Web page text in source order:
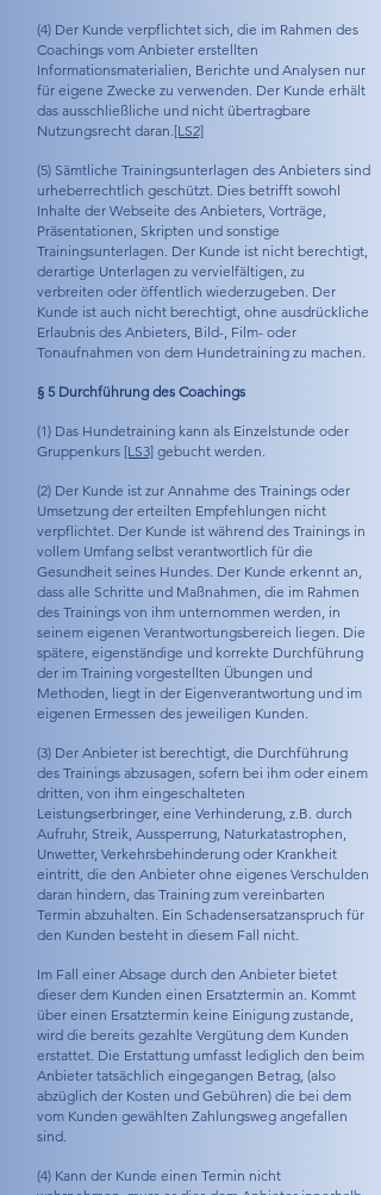
(4) Der Kunde verpflichtet sich, die im Rahmen des
Coachings vom Anbieter erstellten
Informationsmaterialien, Berichte und Analysen nur
für eigene Zwecke zu verwenden. Der Kunde erhält
das ausschließliche und nicht übertragbare
Nutzungsrecht daran.[LS2]
(5) Sämtliche Trainingsunterlagen des Anbieters sind
urheberrechtlich geschützt. Dies betrifft sowohl
Inhalte der Webseite des Anbieters, Vorträge,
Präsentationen, Skripten und sonstige
Trainingsunterlagen. Der Kunde ist nicht berechtigt,
derartige Unterlagen zu vervielfältigen, zu
verbreiten oder öffentlich wiederzugeben. Der
Kunde ist auch nicht berechtigt, ohne ausdrückliche
Erlaubnis des Anbieters, Bild-, Film- oder
Tonaufnahmen von dem Hundetraining zu machen.
§ 5 Durchführung des Coachings
(1) Das Hundetraining kann als Einzelstunde oder
Gruppenkurs [LS3] gebucht werden.
(2) Der Kunde ist zur Annahme des Trainings oder
Umsetzung der erteilten Empfehlungen nicht
verpflichtet. Der Kunde ist während des Trainings in
vollem Umfang selbst verantwortlich für die
Gesundheit seines Hundes. Der Kunde erkennt an,
dass alle Schritte und Maßnahmen, die im Rahmen
des Trainings von ihm unternommen werden, in
seinem eigenen Verantwortungsbereich liegen. Die
spätere, eigenständige und korrekte Durchführung
der im Training vorgestellten Übungen und
Methoden, liegt in der Eigenverantwortung und im
eigenen Ermessen des jeweiligen Kunden.
(3) Der Anbieter ist berechtigt, die Durchführung
des Trainings abzusagen, sofern bei ihm oder einem
dritten, von ihm eingeschalteten
Leistungserbringer, eine Verhinderung, z.B. durch
Aufruhr, Streik, Aussperrung, Naturkatastrophen,
Unwetter, Verkehrsbehinderung oder Krankheit
eintritt, die den Anbieter ohne eigenes Verschulden
daran hindern, das Training zum vereinbarten
Termin abzuhalten. Ein Schadensersatzanspruch für
den Kunden besteht in diesem Fall nicht.
Im Fall einer Absage durch den Anbieter bietet
dieser dem Kunden einen Ersatztermin an. Kommt
über einen Ersatztermin keine Einigung zustande,
wird die bereits gezahlte Vergütung dem Kunden
erstattet. Die Erstattung umfasst lediglich den beim
Anbieter tatsächlich eingegangen Betrag, (also
abzüglich der Kosten und Gebühren) die bei dem
vom Kunden gewählten Zahlungsweg angefallen
sind.
(4) Kann der Kunde einen Termin nicht